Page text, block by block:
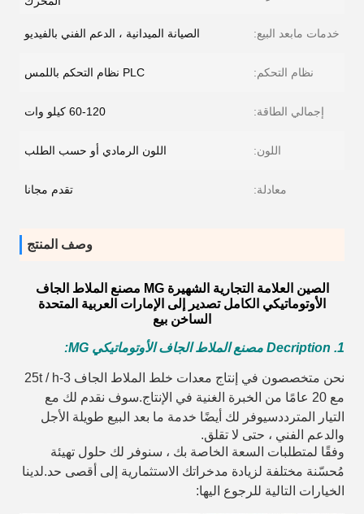
خدمات مابعد البيع: الصيانة الميدانية ، الدعم الفني بالفيديو
نظام التحكم: PLC نظام التحكم باللمس
إجمالي الطاقة: 60-120 كيلو وات
اللون: اللون الرمادي أو حسب الطلب
معادلة: تقدم مجانا
وصف المنتج
الصين العلامة التجارية الشهيرة MG مصنع الملاط الجاف
الأوتوماتيكي الكامل تصدير إلى الإمارات العربية المتحدة
الساخن بيع
1. Decription مصنع الملاط الجاف الأوتوماتيكي MG:
نحن متخصصون في إنتاج معدات خلط الملاط الجاف 3-25t / h
مع 20 عامًا من الخبرة الغنية في الإنتاج.سوف نقدم لك مع
التيار المترددسيوفر لك أيضًا خدمة ما بعد البيع طويلة الأجل
والدعم الفني ، حتى لا تقلق.
وفقًا لمتطلبات السعة الخاصة بك ، سنوفر لك حلول تهيئة
مُحسّنة مختلفة لزيادة مدخراتك الاستثمارية إلى أقصى حد.لدينا
الخيارات التالية للرجوع اليها: